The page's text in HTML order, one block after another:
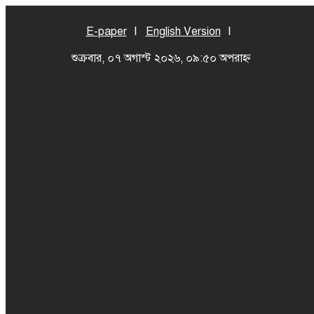
E-paper
English Version
শুক্রবার, ০৭ অগাস্ট ২০২৬, ০৯:৫০ অপরাহ্ন